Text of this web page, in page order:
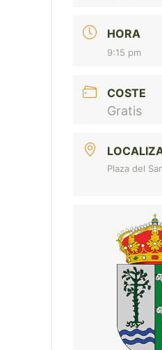
HORA
9:15 pm
COSTE
Gratis
Plaza del